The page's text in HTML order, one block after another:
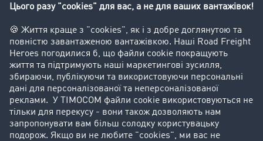
Компанія
Kлієнт вербує клієнта
Історії успіху
Goodies
Підтримка